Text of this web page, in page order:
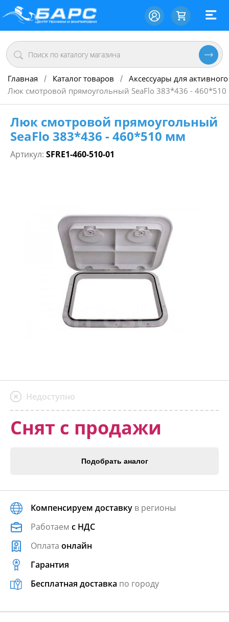
Главная / Каталог товаров / Аксессуары для
Люк смотровой прямоугольный SeaFlo 383*436 -
Люк смотровой прямоугольный
SeaFlo 383*436 - 460*510 мм
Артикул: SFRE1-460-510-01
Недоступно
Снят с продажи
Подобрать аналог
Компенсируем доставку в регионы
Работаем с НДС
Оплата онлайн
Гарантия
Бесплатная доставка по городу